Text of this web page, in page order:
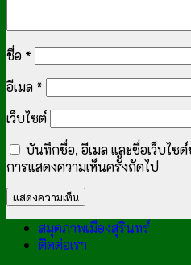
ชื่อ *
อีเมล *
เว็บไซต์
บันทึกชื่อ, อีเมล และชื่อเว็บไซ
การแสดงความเห็นครั้งถัดไป
สมุดภาพเมืองสุรินทร์
ติดต่อเรา